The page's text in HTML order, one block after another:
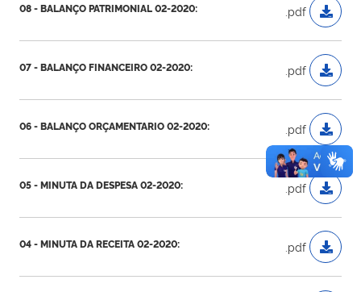
08 - BALANÇO PATRIMONIAL 02-2020: .pdf
07 - BALANÇO FINANCEIRO 02-2020: .pdf
06 - BALANÇO ORÇAMENTARIO 02-2020: .pdf
05 - MINUTA DA DESPESA 02-2020: .pdf
04 - MINUTA DA RECEITA 02-2020: .pdf